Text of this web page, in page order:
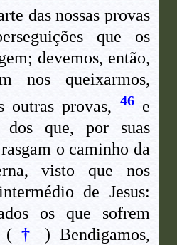
das nossas provas
que os
devemos, então,
nos queixarmos,
outras provas,
46e
dos que, por suas
o caminho da
visto que nos
de Jesus:
os que sofrem
(† ) Bendigamos,